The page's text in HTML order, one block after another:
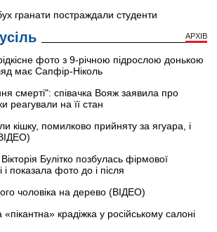
гранати постраждали студенти
АРХІВ
фото з 9-річною підрослою донькою
має Сапфір-Ніколь
смерті": співачка Вояж заявила про
реагували на її стан
кішку, помилково прийняту за ягуара, і
Булітко позбулась фірмової
показала фото до і після
чоловіка на дерево (ВІДЕО)
крадіжка у російському салоні